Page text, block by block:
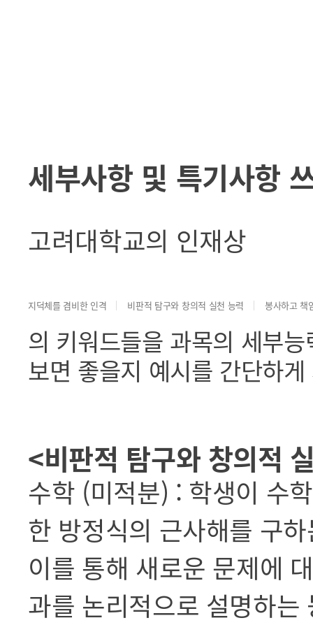
세부사항 및 특기사항
고려대학교의 인재상
지덕체를 겸비한 인격 비판적 탐구와 창의적 실천 능력 봉사하고 책
의 키워드들을 과목의 세부
보면 좋을지 예시를 간단하
<비판적 탐구와 창의적
수학 (미적분) : 학생이 수
한 방정식의 근사해를 구
이를 통해 새로운 문제에
과를 논리적으로 설명하는